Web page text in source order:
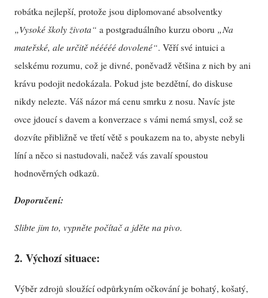
robátka nejlepší, protože jsou diplomované absolventky
„Vysoké školy života“ a postgraduálního kurzu oboru „Na
mateřské, ale určitě nééééé dovolené“. Věří své intuici a
selskému rozumu, což je divné, poněvadž většina z nich by ani
krávu podojit nedokázala. Pokud jste bezdětní, do diskuse
nikdy nelezte. Váš názor má cenu smrku z nosu. Navíc jste
ovce jdoucí s davem a konverzace s vámi nemá smysl, což se
dozvíte přibližně ve třetí větě s poukazem na to, abyste nebyli
líní a něco si nastudovali, načež vás zavalí spoustou
hodnověrných odkazů.
Doporučení:
Slibte jim to, vypněte počítač a jděte na pivo.
2. Výchozí situace:
Výběr zdrojů sloužící odpůrkyním očkování je bohatý, košatý,